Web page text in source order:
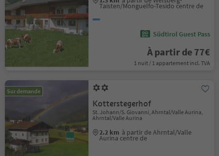
Taisten/Monguelfo-Tesido centre de
Südtirol Guest Pass
À partir de 77€
1 nuit / 1 appartement incl. TVA
Sur demande
Kotterstegerhof
St. Johann/S. Giovanni, Ahrntal/Valle Aurina,
Ahrntal/Valle Aurina
2.2 km à partir de Ahrntal/Valle
Aurina centre de